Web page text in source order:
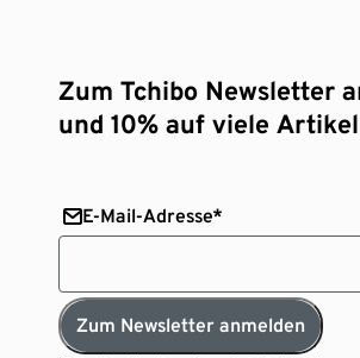
Zum Tchibo Newsletter
und 10% auf viele Artikel
E-Mail-Adresse*
Zum Newsletter anmelden